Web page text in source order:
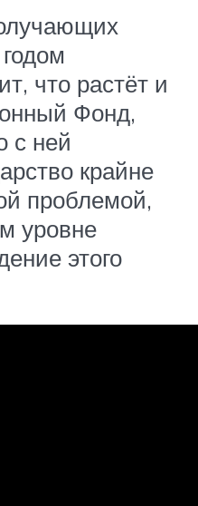
что растёт и
Фонд,
с ней
крайне
проблемой,
уровне
этого